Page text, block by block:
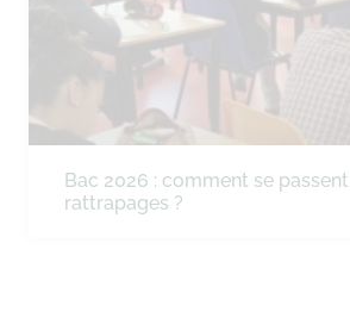
Bac 2026 : comment se
rattrapages ?